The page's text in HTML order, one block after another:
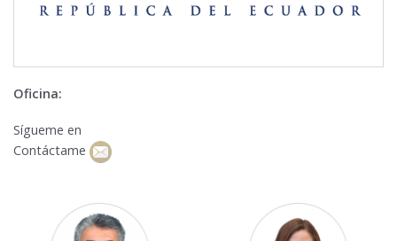
AGENDA
Oficina:
Sígueme en
Contáctame